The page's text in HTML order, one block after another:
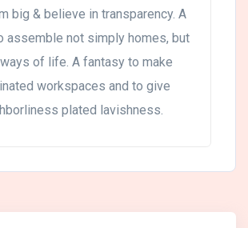
big & believe in transparency. A
assemble not simply homes, but
of life. A fantasy to make
workspaces and to give
plated lavishness.